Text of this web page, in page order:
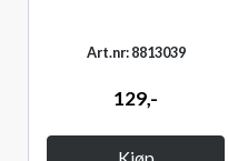
Art.nr: 8813039
129,-